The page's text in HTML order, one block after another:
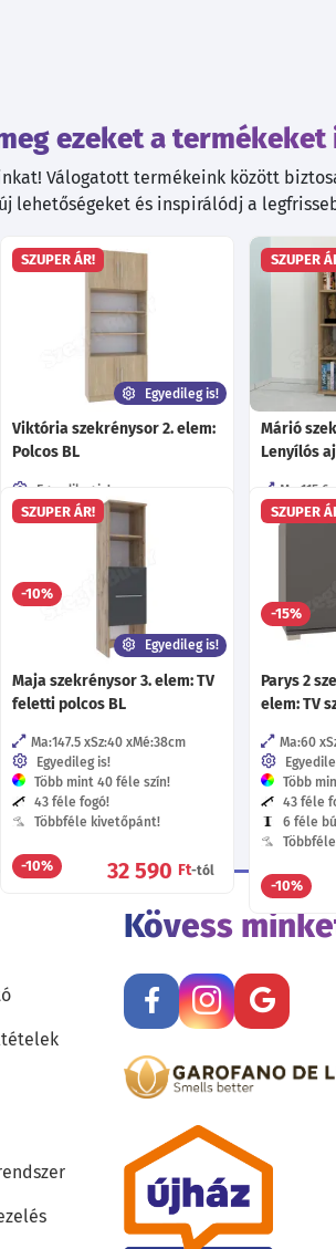
ezeket a termékeket
Válogatott termékeink között
lehetőségeket és inspirálódj a
SZUPER ÁR!
Egyedileg is!
Viktória szekrénysor 2. elem:
Polcos BL
Egyedileg is!
Több mint 40 féle szín!
Többféle kivetőpánt!
-10% 46 990
SZUPER
Márió
Lenyílós
Ma:115.6
Több
9 féle
-15%
SZUPER ÁR!
Egyedileg is!
Maja szekrénysor 3. elem: TV
feletti polcos BL
Ma:147.5 Sz:40 Mé:38cm
Egyedileg is!
Több mint 40 féle szín!
43 féle fogó!
Többféle kivetőpánt!
-10% 32 590 Ft-tól
SZUPER
Parys 2
elem: TV
Ma:60
Több
43 féle
6 féle
-10%
Kövess